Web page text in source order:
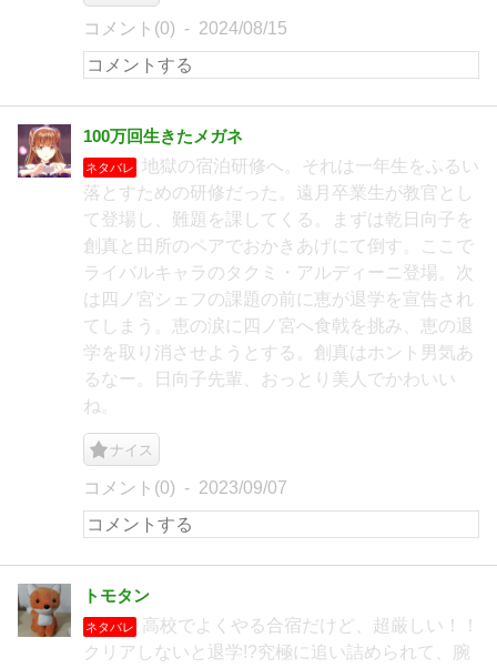
コメント(0) 2024/08/15
100万回生きたメガネ
ネタバレ
地獄の宿泊研修へ。それは一年生をふるい
落とすための研修だった。遠月卒業生が教官とし
て登場し、難題を課してくる。まずは乾日向子を
創真と田所のペアでおかきあげにて倒す。ここで
ライバルキャラのタクミ・アルディーニ登場。次
は四ノ宮シェフの課題の前に恵が退学を宣告され
てしまう。恵の涙に四ノ宮へ食戟を挑み、恵の退
学を取り消させようとする。創真はホント男気あ
るなー。日向子先輩、おっとり美人でかわいい
ね。
ナイス
コメント(0) 2023/09/07
トモタン
ネタバレ
高校でよくやる合宿だけど、超厳しい！！
クリアしないと退学!?究極に追い詰められて、腕